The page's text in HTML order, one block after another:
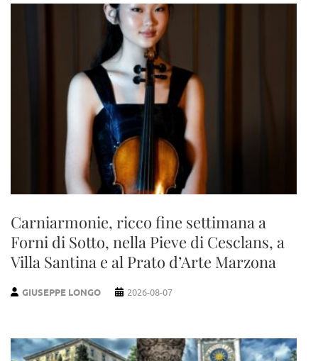
Carniarmonie, ricco fine settimana a
Forni di Sotto, nella Pieve di Cesclans, a
Villa Santina e al Prato d’Arte Marzona
GIUSEPPE LONGO 2026-08-07